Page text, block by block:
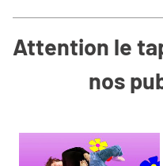
Attention le
nos